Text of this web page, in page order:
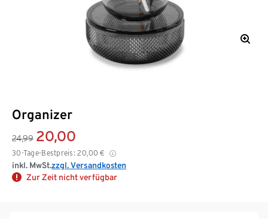
Organizer
24,99 20,00
30-Tage-Bestpreis: 20,00 €
inkl. MwSt.zzgl. Versandkosten
Zur Zeit nicht verfügbar